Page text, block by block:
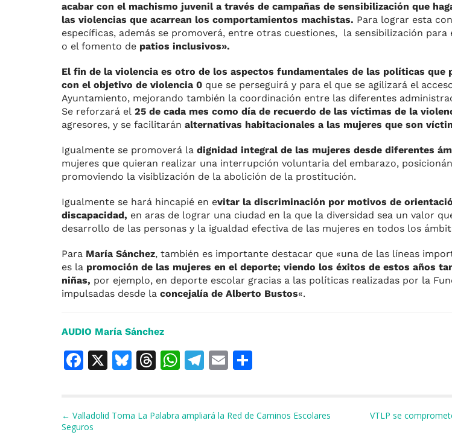
acabar con el machismo juvenil a través de campañas de sensibilización que
las violencias que acarrean los comportamientos machistas. Para lograr esta
específicas, además se promoverá, entre otras cuestiones, la sensibilización para
o el fomento de patios inclusivos».
El fin de la violencia es otro de los aspectos fundamentales de las políticas que
con el objetivo de violencia 0 que se perseguirá y para el que se agilizará el
Ayuntamiento, mejorando también la coordinación entre las diferentes
Se reforzará el 25 de cada mes como día de recuerdo de las víctimas de la
agresores, y se facilitarán alternativas habitacionales a las mujeres que son
Igualmente se promoverá la dignidad integral de las mujeres desde diferentes
mujeres que quieran realizar una interrupción voluntaria del embarazo,
promoviendo la visiblización de la abolición de la prostitución.
Igualmente se hará hincapié en evitar la discriminación por motivos de
discapacidad, en aras de lograr una ciudad en la que la diversidad sea un valor
desarrollo de las personas y la igualdad efectiva de las mujeres en todos los
Para María Sánchez, también es importante destacar que «una de las líneas
es la promoción de las mujeres en el deporte; viendo los éxitos de estos años
niñas, por ejemplo, en deporte escolar gracias a las políticas realizadas por la
impulsadas desde la concejalía de Alberto Bustos«.
AUDIO María Sánchez
F
e
X
Bl
s
T
a
W
s
T
gr
E
l
p
Navegación de entradas
← Valladolid Toma La Palabra ampliará la Red de Caminos Escolares
Seguros
VTLP se